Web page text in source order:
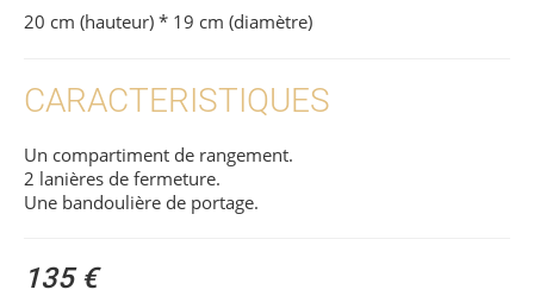
20 cm (hauteur) * 19 cm (diamètre)
CARACTERISTIQUES
Un compartiment de rangement.
2 lanières de fermeture.
Une bandoulière de portage.
135 €